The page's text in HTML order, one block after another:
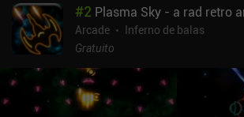
#2 Plasma Sky - a rad retro arcade
Arcade
Inferno de balas
Gratuito